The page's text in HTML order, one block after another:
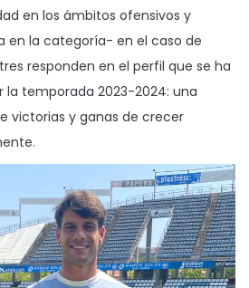
en los ámbitos ofensivos y
en la categoría- en el caso de
responden en el perfil que se ha
la temporada 2023-2024: una
victorias y ganas de crecer